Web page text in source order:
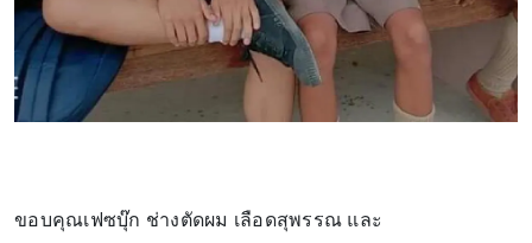
ขอบคุณเฟซบุ๊ก ช่างตัดผม เลือดสุพรรณ และ